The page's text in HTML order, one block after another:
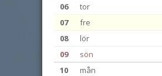
06
tor
07
fre
08
lör
09
sön
10
mån